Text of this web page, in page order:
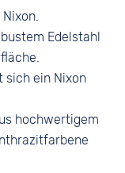
Edelstahl
sich ein Nixon
hochwertigem